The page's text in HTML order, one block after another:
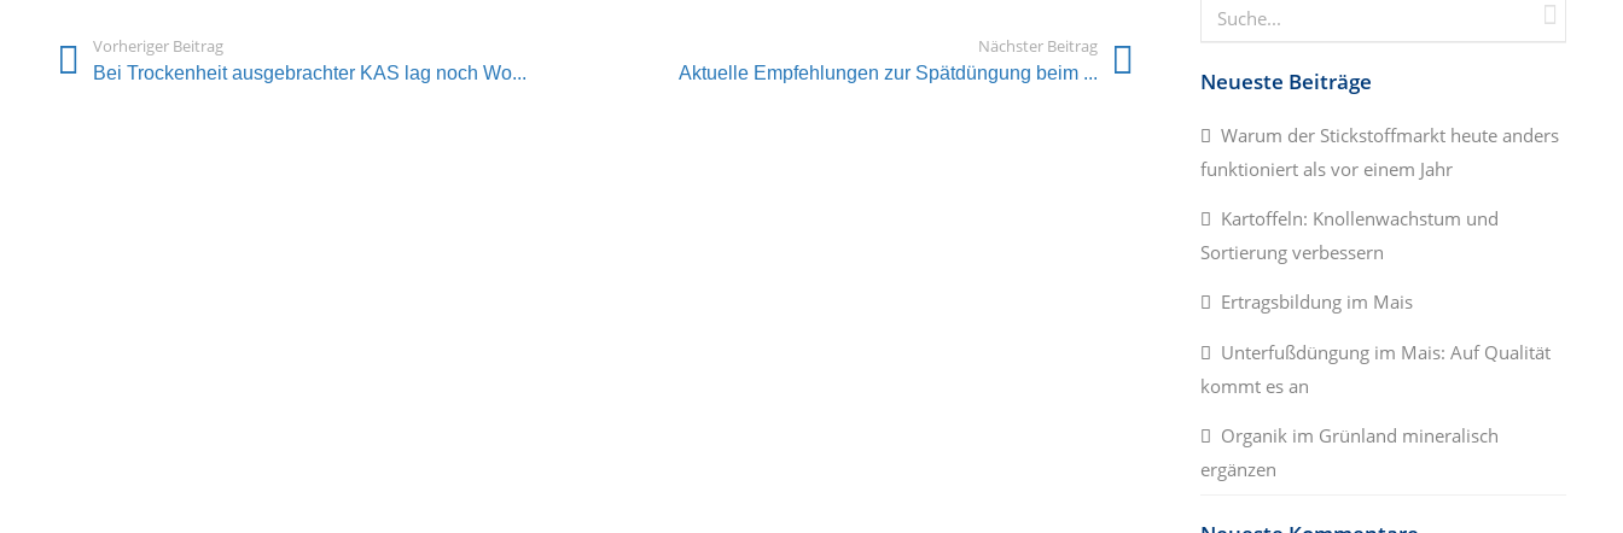
Vorheriger Beitrag
Bei Trockenheit ausgebrachter KAS lag noch Wo...
Nächster Beitrag
Aktuelle Empfehlungen zur Spätdüngung beim ... Neueste Beiträge
Warum der Stickstoffmarkt heute anders
funktioniert als vor einem Jahr
Kartoffeln: Knollenwachstum und
Sortierung verbessern
Ertragsbildung im Mais
Unterfußdüngung im Mais: Auf Qualität
kommt es an
Organik im Grünland mineralisch
ergänzen